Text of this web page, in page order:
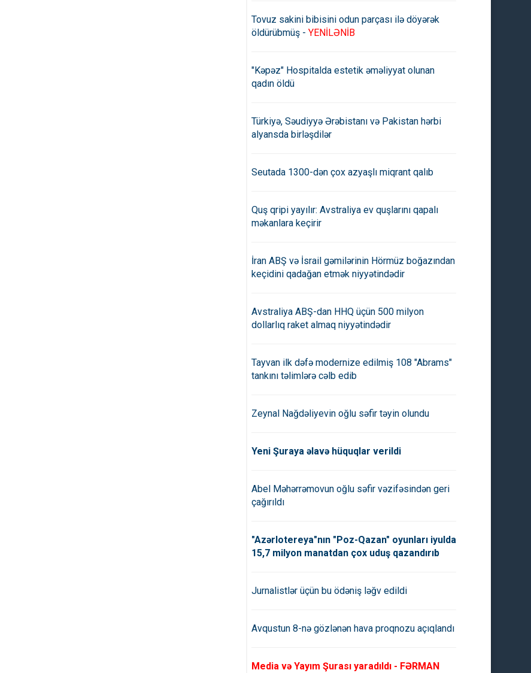
Tovuz sakini bibisini odun parçası ilə döyərək
öldürübmüş - YENİLƏNİB
"Kəpəz" Hospitalda estetik əməliyyat olunan
qadın öldü
Türkiyə, Səudiyyə Ərəbistanı və Pakistan hərbi
alyansda birləşdilər
Seutada 1300-dən çox azyaşlı miqrant qalıb
Quş qripi yayılır: Avstraliya ev quşlarını qapalı
məkanlara keçirir
İran ABŞ və İsrail gəmilərinin Hörmüz boğazından
keçidini qadağan etmək niyyətindədir
Avstraliya ABŞ-dan HHQ üçün 500 milyon
dollarlıq raket almaq niyyətindədir
Tayvan ilk dəfə modernize edilmiş 108 "Abrams"
tankını təlimlərə cəlb edib
Zeynal Nağdəliyevin oğlu səfir təyin olundu
Yeni Şuraya əlavə hüquqlar verildi
Abel Məhərrəmovun oğlu səfir vəzifəsindən geri
çağırıldı
"Azərlotereya"nın "Poz-Qazan" oyunları iyulda
15,7 milyon manatdan çox uduş qazandırıb
Jurnalistlər üçün bu ödəniş ləğv edildi
Avqustun 8-nə gözlənən hava proqnozu açıqlandı
Media və Yayım Şurası yaradıldı - FƏRMAN